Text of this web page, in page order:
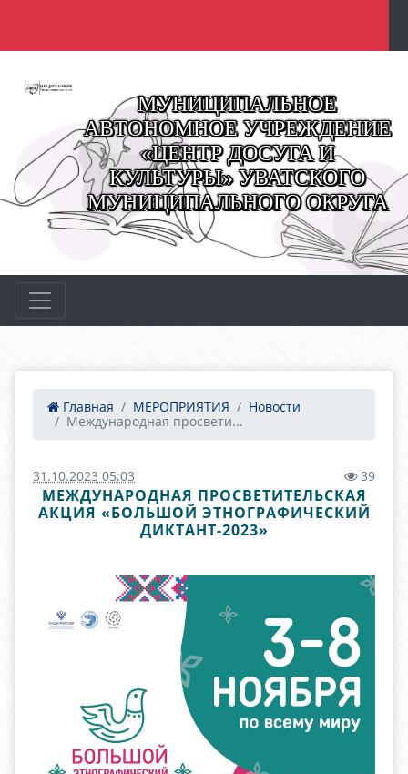
МУНИЦИПАЛЬНОЕ
АВТОНОМНОЕ УЧРЕЖДЕНИЕ
«ЦЕНТР ДОСУГА И
КУЛЬТУРЫ» УВАТСКОГО
МУНИЦИПАЛЬНОГО ОКРУГА
Главная МЕРОПРИЯТИЯ
Новости
Международная просвети...
31.10.2023 05:03 39
МЕЖДУНАРОДНАЯ ПРОСВЕТИТЕЛЬСКАЯ
АКЦИЯ «БОЛЬШОЙ ЭТНОГРАФИЧЕСКИЙ
ДИКТАНТ-2023»